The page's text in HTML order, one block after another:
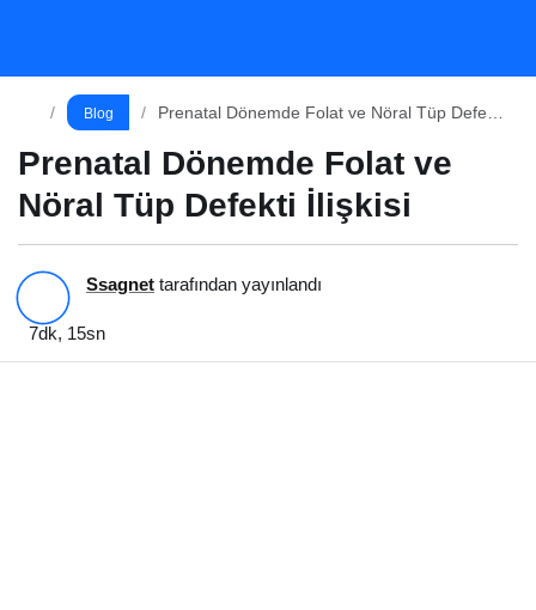
Blog
Prenatal Dönemde Folat ve Nöral Tüp Defekti
Prenatal Dönemde Folat ve
Nöral Tüp Defekti İlişkisi
Ssagnet tarafından yayınlandı
7dk, 15sn
İlişkisi
Yorum Yap